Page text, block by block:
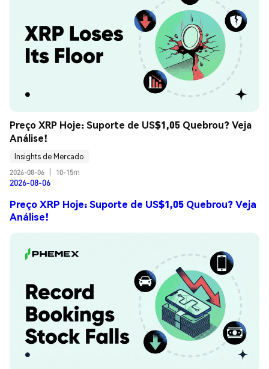
Preço XRP Hoje: Suporte de US$1,05 Quebrou? Veja
Análise!
Insights de Mercado
2026-08-06
10-15m
2026-08-06
Preço XRP Hoje: Suporte de US$1,05 Quebrou? Veja
Análise!